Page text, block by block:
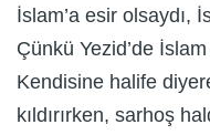
İslam’a esir olsaydı,
Çünkü Yezid’de
Kendisine halife
kıldırırken, sarhoş